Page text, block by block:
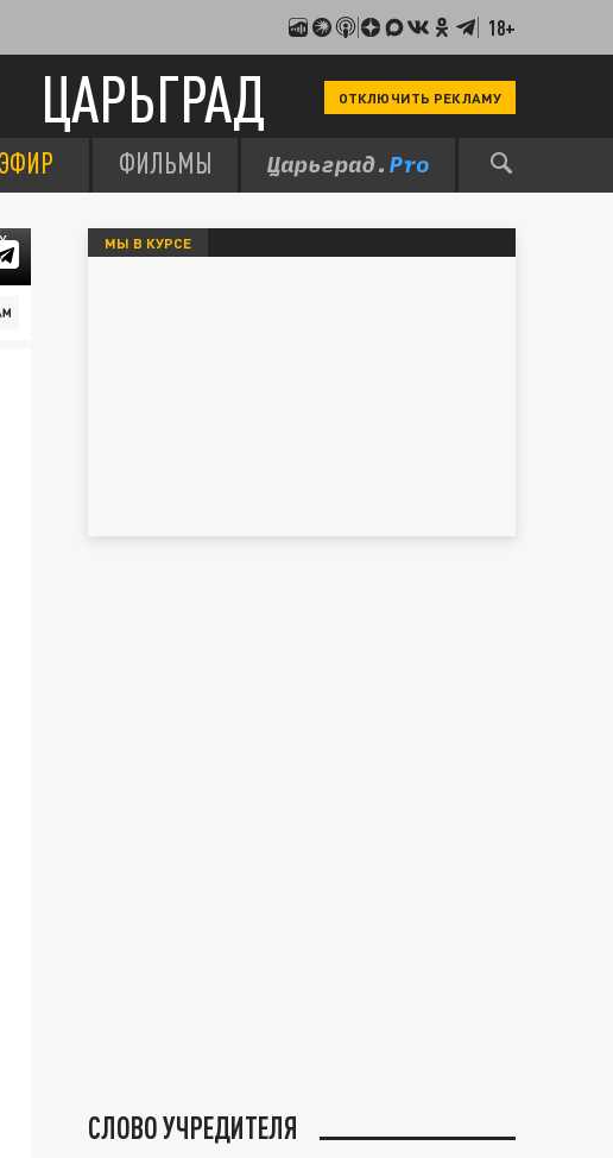
18+
ЦАРЬГРАД ОТКЛЮЧИТЬ РЕКЛАМУ
ЭФИР ФИЛЬМЫ
МЫ В КУРСЕ
СЛОВО УЧРЕДИТЕЛЯ